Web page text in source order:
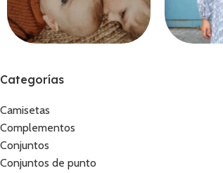
Jerséis
Categorías
Camisetas
Complementos
Conjuntos
Conjuntos de punto